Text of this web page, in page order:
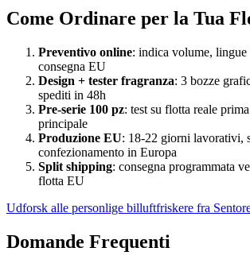
Come Ordinare per la Tua
Preventivo online: indica volume, lingue
consegna EU
Design + tester fragranza: 3 bozze
spediti in 48h
Pre-serie 100 pz: test su flotta reale
principale
Produzione EU: 18-22 giorni lavorativi,
confezionamento in Europa
Split shipping: consegna programmata
flotta EU
Udforsk alle personlige billuftfriskere fra
Domande Frequenti